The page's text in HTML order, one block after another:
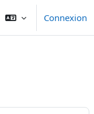
Connexion